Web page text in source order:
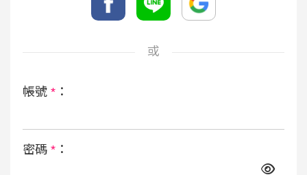
或
帳號 * ：
密碼 * ：